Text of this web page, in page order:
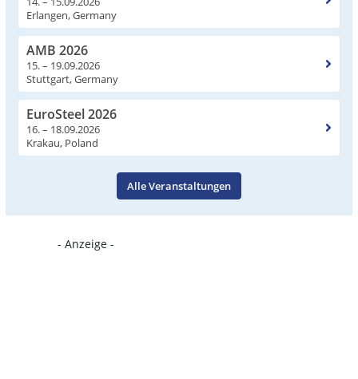
Erlangen, Germany
AMB 2026
15. – 19.09.2026
Stuttgart, Germany
EuroSteel 2026
16. – 18.09.2026
Krakau, Poland
Alle Veranstaltungen
- Anzeige -